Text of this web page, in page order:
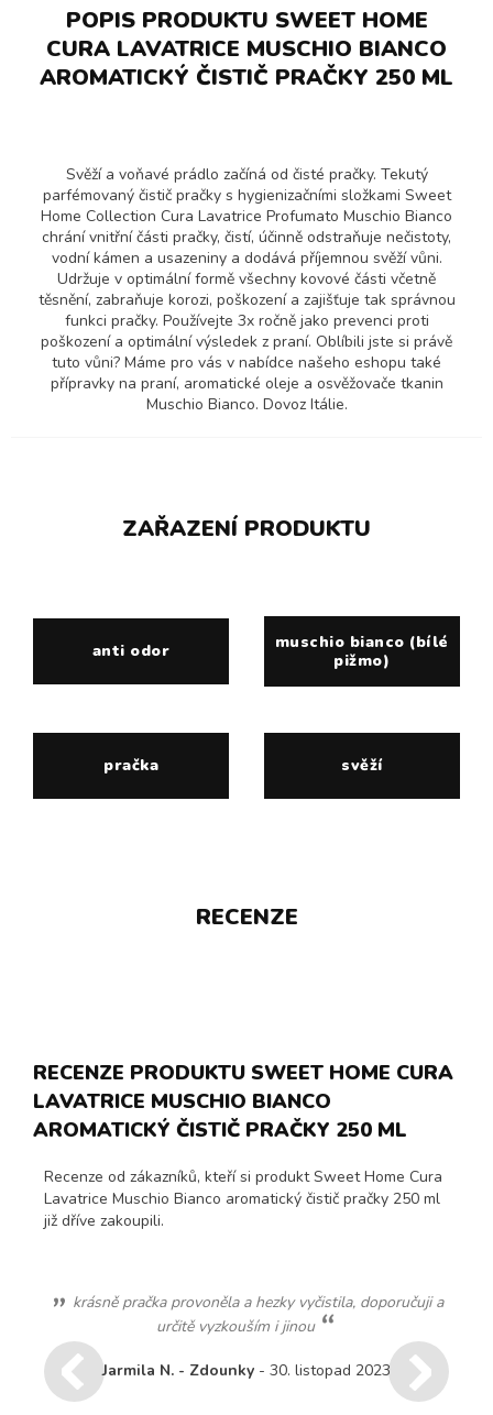
POPIS PRODUKTU SWEET HOME
CURA LAVATRICE MUSCHIO BIANCO
AROMATICKÝ ČISTIČ PRAČKY 250 ML
Svěží a voňavé prádlo začíná od čisté pračky. Tekutý
parfémovaný čistič pračky s hygienizačními složkami Sweet
Home Collection Cura Lavatrice Profumato Muschio Bianco
chrání vnitřní části pračky, čistí, účinně odstraňuje nečistoty,
vodní kámen a usazeniny a dodává příjemnou svěží vůni.
Udržuje v optimální formě všechny kovové části včetně
těsnění, zabraňuje korozi, poškození a zajišťuje tak správnou
funkci pračky. Používejte 3x ročně jako prevenci proti
poškození a optimální výsledek z praní. Oblíbili jste si právě
tuto vůni? Máme pro vás v nabídce našeho eshopu také
přípravky na praní, aromatické oleje a osvěžovače tkanin
Muschio Bianco. Dovoz Itálie.
ZAŘAZENÍ PRODUKTU
anti odor
muschio bianco (bílé
pižmo)
pračka svěží
RECENZE
RECENZE PRODUKTU SWEET HOME CURA
LAVATRICE MUSCHIO BIANCO
AROMATICKÝ ČISTIČ PRAČKY 250 ML
Recenze od zákazníků, kteří si produkt Sweet Home Cura
Lavatrice Muschio Bianco aromatický čistič pračky 250 ml
již dříve zakoupili.
krásně pračka provoněla a hezky vyčistila, doporučuji a
určitě vyzkouším i jinou
Jarmila N. - Zdounky - 30. listopad 2023